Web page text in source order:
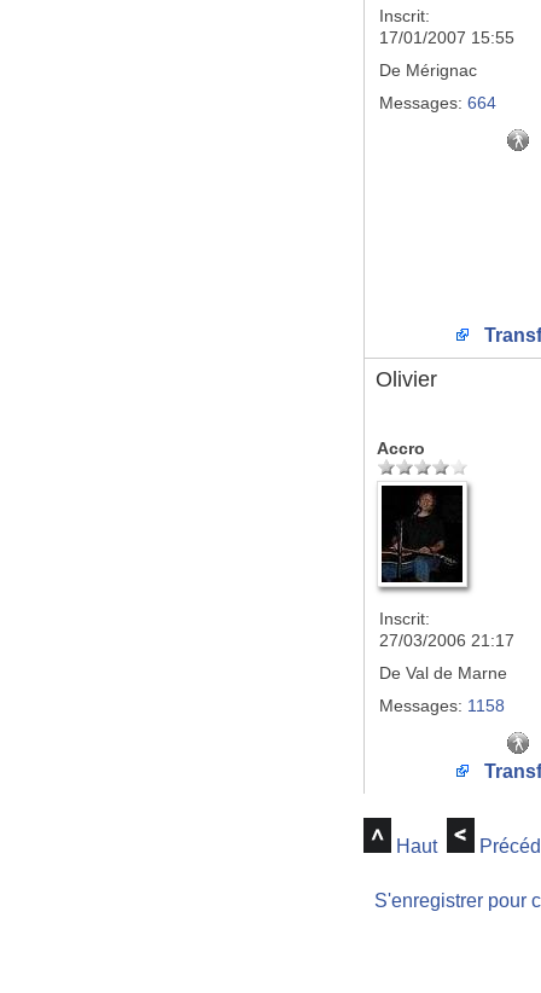
Inscrit:
17/01/2007 15:55
De Mérignac
Messages: 664
Olivier
Accro
Inscrit:
27/03/2006 21:17
De Val de Marne
Messages: 1158
Haut
S'enregistrer pour